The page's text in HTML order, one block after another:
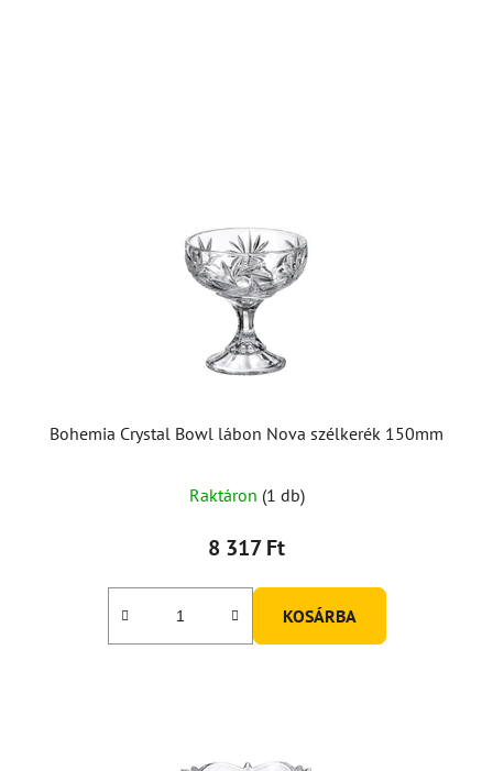
Bohemia Crystal Bowl lábon Nova szélkerék 150mm
Raktáron (1 db)
8 317 Ft
KOSÁRBA